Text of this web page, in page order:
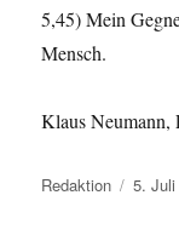
5,45) Mein
Mensch.
Klaus Neumann,
Autor
Redaktion 5.